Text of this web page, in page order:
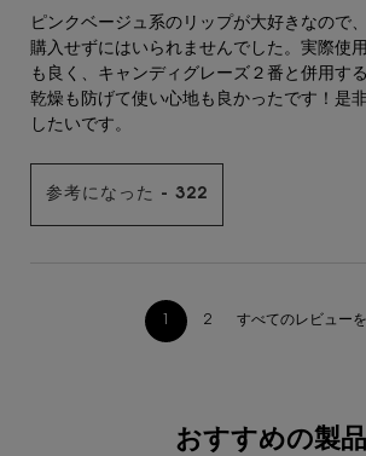
ピンクベージュ系のリップが大好きなので
購入せずにはいられませんでした。実際使
も良く、キャンディグレーズ２番と併用す
乾燥も防げて使い心地も良かったです！是
したいです。
参考になった - 322
ページ 1/2。 現在のページ
1 2 すべてのレビュー
おすすめの製品